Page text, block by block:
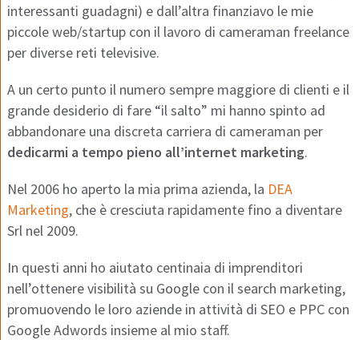
interessanti guadagni) e dall’altra finanziavo le mie
piccole web/startup con il lavoro di cameraman freelance
per diverse reti televisive.
A un certo punto il numero sempre maggiore di clienti e il
grande desiderio di fare “il salto” mi hanno spinto ad
abbandonare una discreta carriera di cameraman per
dedicarmi a tempo pieno all’internet marketing.
Nel 2006 ho aperto la mia prima azienda, la DEA
Marketing, che è cresciuta rapidamente fino a diventare
Srl nel 2009.
In questi anni ho aiutato centinaia di imprenditori
nell’ottenere visibilità su Google con il search marketing,
promuovendo le loro aziende in attività di SEO e PPC con
Google Adwords insieme al mio staff.